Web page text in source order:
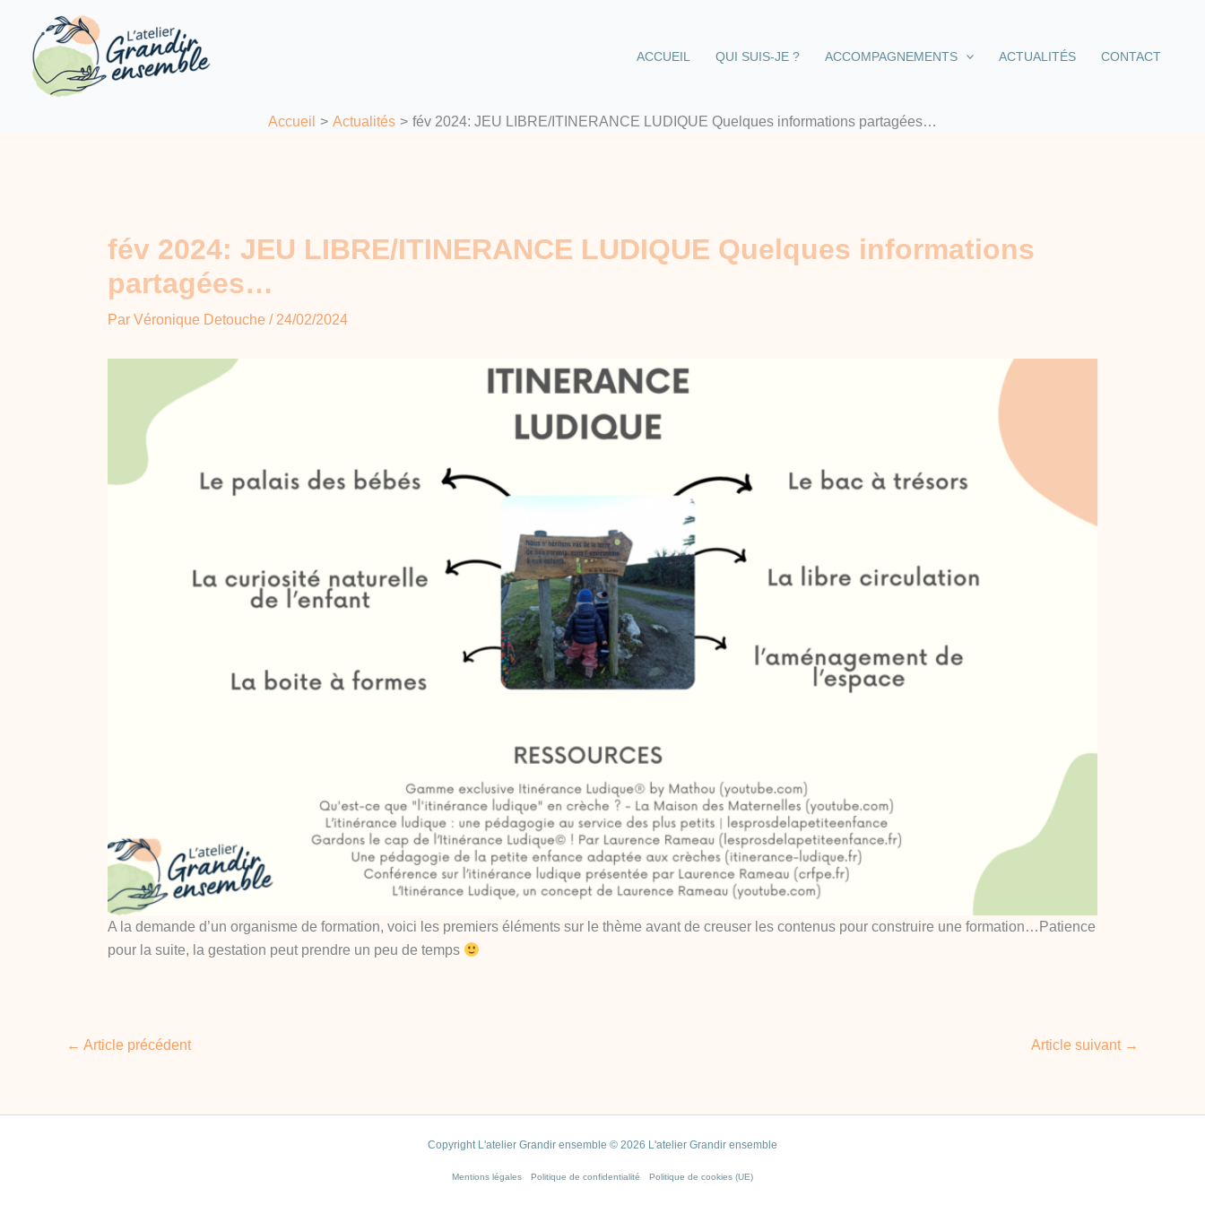
contenu
ACCUEIL QUI SUIS-JE ? ACCOMPAGNEMENTS ACTUALITÉS CONTACT
Accueil Actualités fév 2024: JEU LIBRE/ITINERANCE LUDIQUE Quelques informations partagées…
fév 2024: JEU LIBRE/ITINERANCE LUDIQUE Quelques informations
partagées…
Par Véronique Detouche / 24/02/2024
A la demande d’un organisme de formation, voici les premiers éléments sur le thème avant de creuser les contenus pour construire une formation…Patience
pour la suite, la gestation peut prendre un peu de temps
← Article précédent Article suivant →
Copyright L'atelier Grandir ensemble © 2026 L'atelier Grandir ensemble
Mentions légales Politique de confidentialité Politique de cookies (UE)